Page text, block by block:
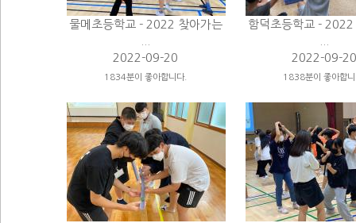
물메초등학교 - 2022 찾아가는
2022-09-20
1834분이 좋아합니다.
함덕초등학교 - 2022
2022-09-
1838분이 좋아합